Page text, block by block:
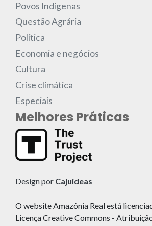
Povos Indígenas
Questão Agrária
Política
Economia e negócios
Cultura
Crise climática
Especiais
Melhores Práticas
Design por Cajuideas
O website Amazônia Real está
Licença Creative Commons -